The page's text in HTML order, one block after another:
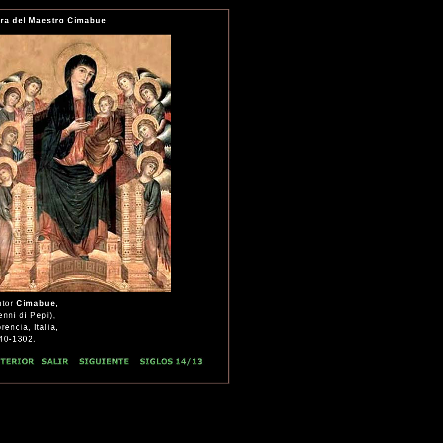
del Maestro Cimabue
Cimabue,
di Pepi),
Italia,
1302.